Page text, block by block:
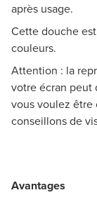
après usage.
Cette douche
couleurs.
Attention : la
votre écran peut
vous voulez être
conseillons de
Avantages